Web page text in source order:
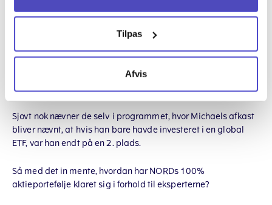
Tilpas
Afvis
Michael Friis Jørgensens
portefølje i 2022
Michael havner på en tredjeplads blandt eksperterne i
Sjovt nok nævner de selv i programmet, hvor Michaels afkast
bliver nævnt, at hvis han bare havde investeret i en global
ETF, var han endt på en 2. plads.
Så med det in mente, hvordan har NORDs 100%
aktieportefølje klaret sig i forhold til eksperterne?